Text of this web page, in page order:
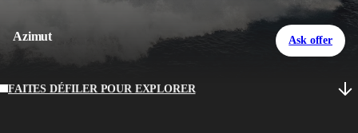
YachtFi
Actualités
Azimut Ask offer
FAITES DÉFILER POUR EXPLORER